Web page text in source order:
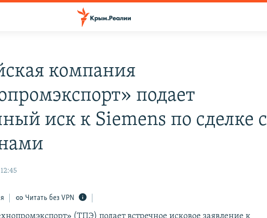
компания
подает
иск к Siemens по сделке с
Читать без VPN